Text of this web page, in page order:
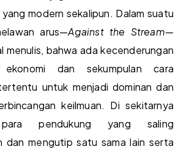
modern sekalipun. Dalam suatu
arus—Against the Stream—
menulis, bahwa ada kecenderungan
dan sekumpulan cara
untuk menjadi dominan dan
keilmuan. Di sekitarnya
para pendukung yang saling
dan mengutip satu sama lain serta